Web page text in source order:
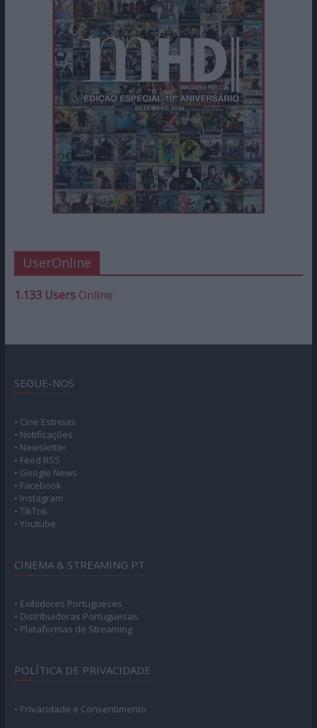
UserOnline
1.133 UsersOnline
SEGUE-NOS
• Cine Estreias
• Notificações
• Newsletter
• Feed RSS
• Google News
• Facebook
• Instagram
• TikTok
• Youtube
CINEMA & STREAMING PT
• Exibidores Portugueses
• Distribuidoras Portuguesas
• Plataformas de Streaming
POLÍTICA DE PRIVACIDADE
• Privacidade e Consentimento